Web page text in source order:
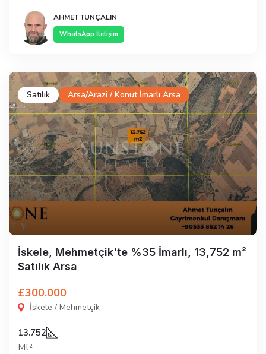
AHMET TUNÇALIN
WhatsApp İletişim
Satılık Arsa/Arazi / Konut İmarlı Arsa
İskele, Mehmetçik'te %35 İmarlı, 13,752 m²
Satılık Arsa
£300.000
İskele / Mehmetçik
13.752
Mt²